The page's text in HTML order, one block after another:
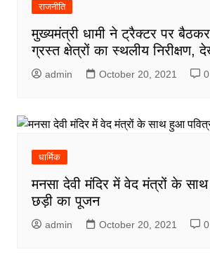
राजनीति
मुख्यमंत्री धामी ने ट्रैक्टर पर
ग्रस्त क्षेत्रों का स्थलीय निरीक्षण,
admin October 20, 2021 0
धार्मिक
मनसा देवी मंदिर में वेद मंत्रों के
छड़ी का पूजन
admin October 20, 2021 0